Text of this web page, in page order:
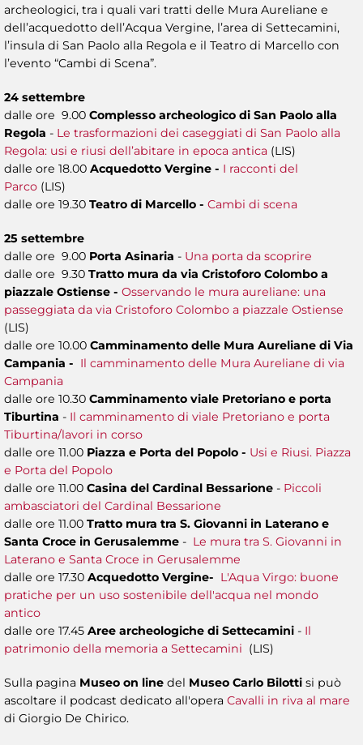
archeologici, tra i quali vari tratti delle Mura Aureliane e
dell’acquedotto dell’Acqua Vergine, l’area di Settecamini,
l’insula di San Paolo alla Regola e il Teatro di Marcello con
l’evento “Cambi di Scena”.
24 settembre
dalle ore 9.00 Complesso archeologico di San Paolo alla
Regola - Le trasformazioni dei caseggiati di San Paolo alla
Regola: usi e riusi dell’abitare in epoca antica (LIS)
dalle ore 18.00 Acquedotto Vergine - I racconti del
Parco (LIS)
dalle ore 19.30 Teatro di Marcello - Cambi di scena
25 settembre
dalle ore 9.00 Porta Asinaria - Una porta da scoprire
dalle ore 9.30 Tratto mura da via Cristoforo Colombo a
piazzale Ostiense - Osservando le mura aureliane: una
passeggiata da via Cristoforo Colombo a piazzale Ostiense
(LIS)
dalle ore 10.00 Camminamento delle Mura Aureliane di Via
Campania - Il camminamento delle Mura Aureliane di via
Campania
dalle ore 10.30 Camminamento viale Pretoriano e porta
Tiburtina - Il camminamento di viale Pretoriano e porta
Tiburtina/lavori in corso
dalle ore 11.00 Piazza e Porta del Popolo - Usi e Riusi. Piazza
e Porta del Popolo
dalle ore 11.00 Casina del Cardinal Bessarione - Piccoli
ambasciatori del Cardinal Bessarione
dalle ore 11.00 Tratto mura tra S. Giovanni in Laterano e
Santa Croce in Gerusalemme - Le mura tra S. Giovanni in
Laterano e Santa Croce in Gerusalemme
dalle ore 17.30 Acquedotto Vergine- L'Aqua Virgo: buone
pratiche per un uso sostenibile dell'acqua nel mondo
antico
dalle ore 17.45 Aree archeologiche di Settecamini - Il
patrimonio della memoria a Settecamini (LIS)
Sulla pagina Museo on line del Museo Carlo Bilotti si può
ascoltare il podcast dedicato all'opera Cavalli in riva al mare
di Giorgio De Chirico.